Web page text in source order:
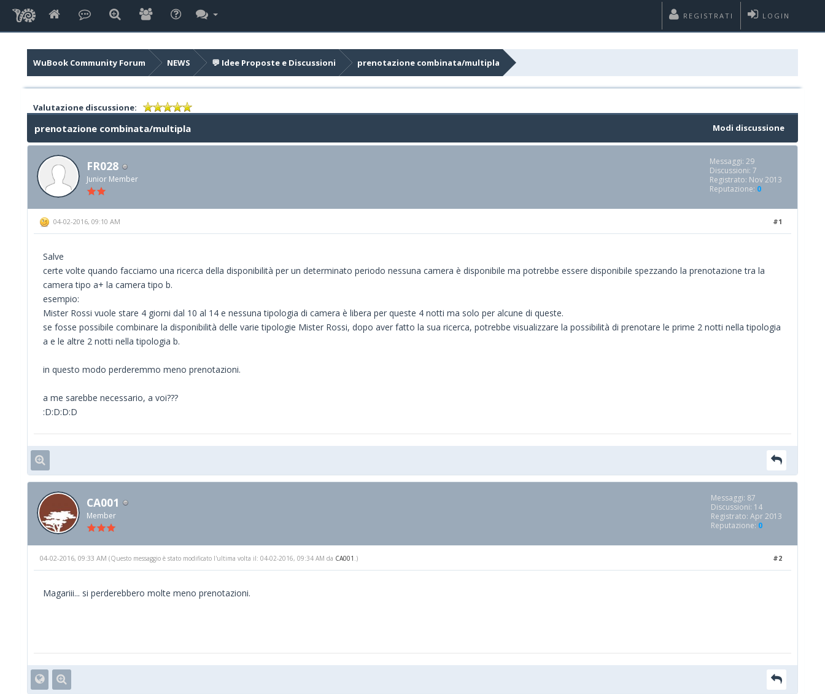
LOGIN
REGISTRATI
WuBook Community Forum NEWS 💬 Idee Proposte e Discussioni prenotazione combinata/multipla
Valutazione discussione:
Modi discussione
prenotazione combinata/multipla
FR028
Junior Member
Messaggi: 29
Discussioni: 7
Registrato: Nov 2013
Reputazione: 0
#1
04-02-2016, 09:10 AM
Salve
certe volte quando facciamo una ricerca della disponibilità per un determinato periodo nessuna camera è disponibile ma potrebbe essere disponibile spezzando la prenotazione tra la
camera tipo a+ la camera tipo b.
esempio:
Mister Rossi vuole stare 4 giorni dal 10 al 14 e nessuna tipologia di camera è libera per queste 4 notti ma solo per alcune di queste.
se fosse possibile combinare la disponibilità delle varie tipologie Mister Rossi, dopo aver fatto la sua ricerca, potrebbe visualizzare la possibilità di prenotare le prime 2 notti nella tipologia
a e le altre 2 notti nella tipologia b.
in questo modo perderemmo meno prenotazioni.
a me sarebbe necessario, a voi???
:D:D:D:D
CA001
Member
Messaggi: 87
Discussioni: 14
Registrato: Apr 2013
Reputazione: 0
#2
04-02-2016, 09:33 AM (Questo messaggio è stato modificato l'ultima volta il: 04-02-2016, 09:34 AM da CA001 .)
Magariii... si perderebbero molte meno prenotazioni.